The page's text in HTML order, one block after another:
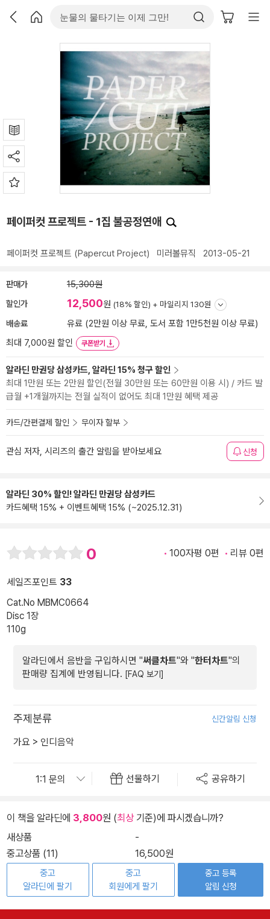
페이퍼컷 프로젝트 - 1집 불공정연애
페이퍼컷 프로젝트 (Papercut Project) 미러볼뮤직 2013-05-21
판매가 15,300원
할인가 12,500원 (18% 할인) + 마일리지 130원
배송료
유료 (2만원 이상 무료, 도서 포함 1만5천원 이상 무료)
최대 7,000원 할인
쿠폰받기
알라딘 만권당 삼성카드, 알라딘 15% 청구 할인
최대 1만원 또는 2만원 할인(전월 30만원 또는 60만원 이용 시) / 카드 발
급월 +1개월까지는 전월 실적이 없어도 최대 1만원 혜택 제공
카드/간편결제 할인 무이자 할부
관심 저자, 시리즈의 출간 알림을 받아보세요 신청
알라딘 30% 할인! 알라딘 만권당 삼성카드
카드혜택 15% + 이벤트혜택 15% (~2025.12.31)
0 100자평 0편 리뷰 0편
세일즈포인트 33
Cat.No MBMC0664
Disc 1장
110g
알라딘에서 음반을 구입하시면 "써클차트"와 "한터차트"의
판매량 집계에 반영됩니다. [FAQ 보기]
주제분류 신간알림 신청
가요 > 인디음악
선물하기 공유하기
이 책을 알라딘에 3,800원 (최상기준)에 파시겠습니까?
새상품
-
중고상품 (11)
16,500원
중고
알라딘에 팔기
중고
회원에게 팔기
중고 등록
알림 신청